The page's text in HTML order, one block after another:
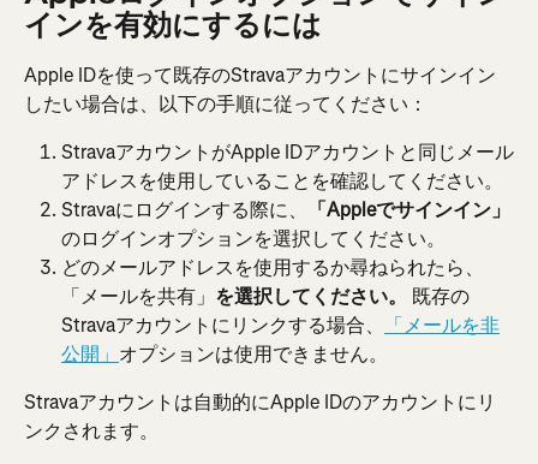
インを有効にするには
Apple IDを使って既存のStravaアカウントにサインイン
したい場合は、以下の手順に従ってください：
StravaアカウントがApple IDアカウントと同じメール
アドレスを使用していることを確認してください。
Stravaにログインする際に、
「Appleでサインイン」
のログインオプションを選択してください。
どのメールアドレスを使用するか尋ねられたら、
「メールを共有」 を選択してください。 既存の
Stravaアカウントにリンクする場合、
「メールを非
公開」 オプションは使用できません。
Stravaアカウントは自動的にApple IDのアカウントにリ
ンクされます。